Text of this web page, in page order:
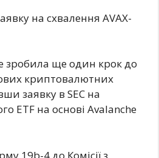
на схвалення AVAX-
зробила ще один крок до
криптовалютних
заявку в SEC на
ETF на основі Avalanche
19b-4 до Комісії з